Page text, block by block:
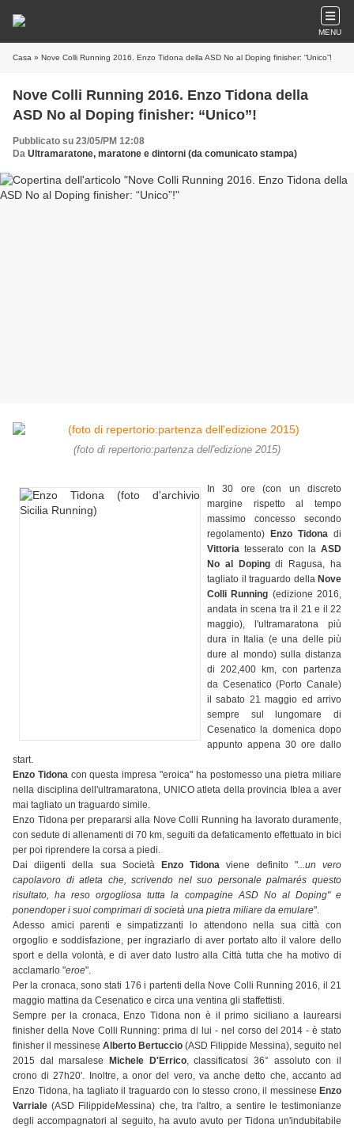
MENU
Casa » Nove Colli Running 2016. Enzo Tidona della ASD No al Doping finisher: “Unico”!
Nove Colli Running 2016. Enzo Tidona della
ASD No al Doping finisher: “Unico”!
Pubblicato su 23/05/PM 12:08
Da Ultramaratone, maratone e dintorni (da comunicato stampa)
(foto di repertorio:partenza dell'edizione 2015)
In 30 ore (con un discreto
margine rispetto al tempo
massimo concesso secondo
regolamento)
Enzo Tidona di
Vittoria tesserato con la ASD
No al Dopingdi Ragusa, ha
tagliato il traguardo della Nove
Colli Running (edizione 2016,
andata in scena tra il 21 e il 22
maggio), l'ultramaratona più
dura in Italia (e una delle più
dure al mondo) sulla distanza
di 202,400 km, con partenza
da Cesenatico (Porto Canale)
il sabato 21 maggio ed arrivo
sempre sul lungomare di
Cesenatico la domenica dopo
appunto appena 30 ore dallo
start.
Enzo Tidonacon questa impresa "eroica" ha postomesso una pietra miliare
nella disciplina dell'ultramaratona, UNICO atleta della provincia Iblea a aver
mai tagliato un traguardo simile.
Enzo Tidona per prepararsi alla Nove Colli Running ha lavorato duramente,
con sedute di allenamenti di 70 km, seguiti da defaticamento effettuato in bici
per poi riprendere la corsa a piedi.
Dai diigenti della sua Società
Enzo Tidona viene definito "...un vero
capolavoro di atleta che, scrivendo nel suo personale palmarés questo
risultato, ha reso orgogliosa tutta la compagine ASD No al Doping" e
ponendoper i suoi comprimari di società una pietra miliare da emulare".
Adesso amici parenti e simpatizzanti lo attendono nella sua città con
orgoglio e soddisfazione, per ingraziarlo di aver portato alto il valore dello
sport e della volontà, e di aver dato lustro alla Città tutta che ha motivo di
acclamarlo "eroe".
Per la cronaca, sono stati 176 i partenti della Nove Colli Running 2016, il 21
maggio mattina da Cesenatico e circa una ventina gli staffettisti.
Sempre per la cronaca, Enzo Tidona non è il primo siciliano a laurearsi
finisher della Nove Colli Running: prima di lui - nel corso del 2014 - è stato
finisher il messinese Alberto Bertuccio (ASD Filippide Messina), seguito nel
2015 dal marsalese
Michele D'Errico, classificatosi 36° assoluto con il
crono di 27h20'. Inoltre, a onor del vero, va anche detto che, accanto ad
Enzo Tidona, ha tagliato il traguardo con lo stesso crono, il messinese Enzo
Varriale (ASD FilippideMessina) che, tra l'altro, a sentire le testimonianze
degli accompagnatori al seguito, ha avuto avuto per Tidona un'indubitabile